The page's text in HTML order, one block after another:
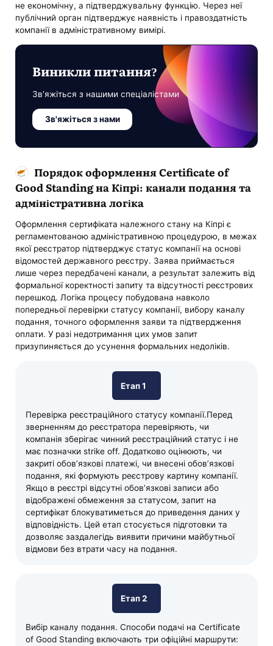
не економічну, а підтверджувальну функцію. Через неї
публічний орган підтверджує наявність і правоздатність
компанії в адміністративному вимірі.
Виникли питання?
Зв’яжіться з нашими спеціалістами
Зв'яжіться з нами
Порядок оформлення Certificate of
Good Standing на Кіпрі: канали подання та
адміністративна логіка
Оформлення сертифіката належного стану на Кіпрі є
регламентованою адміністративною процедурою, в межах
якої реєстратор підтверджує статус компанії на основі
відомостей державного реєстру. Заява приймається
лише через передбачені канали, а результат залежить від
формальної коректності запиту та відсутності реєстрових
перешкод. Логіка процесу побудована навколо
попередньої перевірки статусу компанії, вибору каналу
подання, точного оформлення заяви та підтвердження
оплати. У разі недотримання цих умов запит
призупиняється до усунення формальних недоліків.
Етап 1
Перевірка реєстраційного статусу компанії.Перед
зверненням до реєстратора перевіряють, чи
компанія зберігає чинний реєстраційний статус і не
має позначки strike off. Додатково оцінюють, чи
закриті обов’язкові платежі, чи внесені обов’язкові
подання, які формують реєстрову картину компанії.
Якщо в реєстрі відсутні обов’язкові записи або
відображені обмеження за статусом, запит на
сертифікат блокуватиметься до приведення даних у
відповідність. Цей етап стосується підготовки та
дозволяє заздалегідь виявити причини майбутньої
відмови без втрати часу на подання.
Етап 2
Вибір каналу подання. Способи подачі на Certificate
of Good Standing включають три офіційні маршрути: